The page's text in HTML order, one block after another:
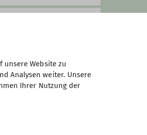
Website zu
Analysen weiter. Unsere
Ihrer Nutzung der